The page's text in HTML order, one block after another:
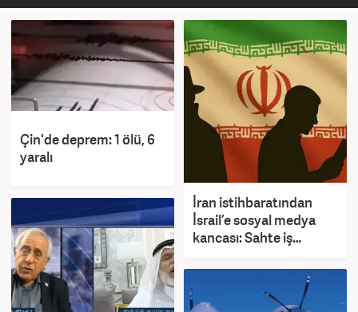
Çin'de deprem: 1 ölü, 6
yaralı
İran istihbaratından
İsrail’e sosyal medya
kancası: Sahte iş
çektiler